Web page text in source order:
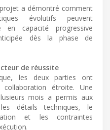
a démontré comment
évolutifs peuvent
en capacité progressive
dès la phase de
de réussite
les deux parties ont
collaboration étroite. Une
mois a permis aux
détails techniques, le
et les contraintes